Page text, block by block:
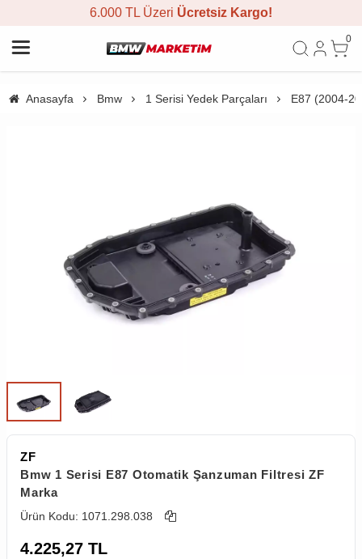
6.000 TL Üzeri Ücretsiz Kargo!
0
Anasayfa Bmw 1 Serisi Yedek Parçaları E87 (2004-
ZF
Bmw 1 Serisi E87 Otomatik Şanzuman Filtresi ZF
Marka
Ürün Kodu: 1071.298.038
4.225,27 TL